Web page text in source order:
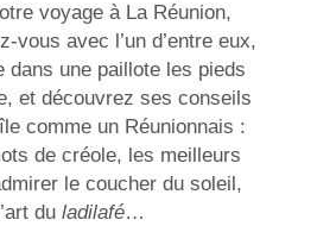
voyage à La Réunion,
vous avec l’un d’entre eux,
dans une paillote les pieds
et découvrez ses conseils
comme un Réunionnais :
de créole, les meilleurs
le coucher du soleil,
du ladilafé…